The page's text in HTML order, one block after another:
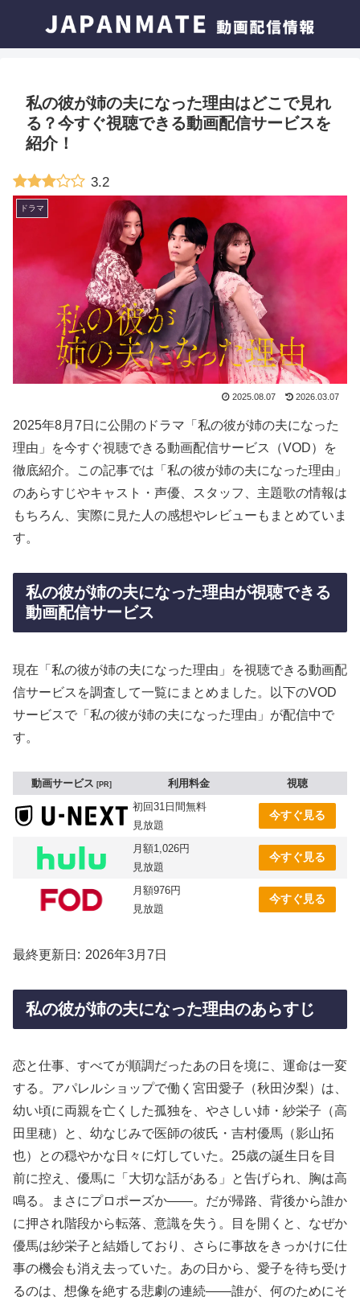
私の彼が姉の夫になった理由はどこで見れ
る？今すぐ視聴できる動画配信サービスを
紹介！
3.2
ドラマ
2025.08.07 2026.03.07
2025年8月7日に公開のドラマ「私の彼が姉の夫になった
理由」を今すぐ視聴できる動画配信サービス（VOD）を
徹底紹介。この記事では「私の彼が姉の夫になった理由」
のあらすじやキャスト・声優、スタッフ、主題歌の情報は
もちろん、実際に見た人の感想やレビューもまとめていま
す。
私の彼が姉の夫になった理由が視聴できる
動画配信サービス
現在「私の彼が姉の夫になった理由」を視聴できる動画配
信サービスを調査して一覧にまとめました。以下のVOD
サービスで「私の彼が姉の夫になった理由」が配信中で
す。
動画サービス PR 利用料金
視聴
初回31日間無料
見放題
今すぐ見る
月額1,026円
見放題
今すぐ見る
月額976円
見放題
今すぐ見る
最終更新日 2026年3月7日
私の彼が姉の夫になった理由のあらすじ
恋と仕事、すべてが順調だったあの日を境に、運命は一変
する。アパレルショップで働く宮田愛子（秋田汐梨）は、
幼い頃に両親を亡くした孤独を、やさしい姉・紗栄子（高
田里穂）と、幼なじみで医師の彼氏・吉村優馬（影山拓
也）との穏やかな日々に灯していた。25歳の誕生日を目
前に控え、優馬に「大切な話がある」と告げられ、胸は高
鳴る。まさにプロポーズか――。だが帰路、背後から誰か
に押され階段から転落、意識を失う。目を開くと、なぜか
優馬は紗栄子と結婚しており、さらに事故をきっかけに仕
事の機会も消え去っていた。あの日から、愛子を待ち受け
るのは、想像を絶する悲劇の連続――誰が、何のためにそ